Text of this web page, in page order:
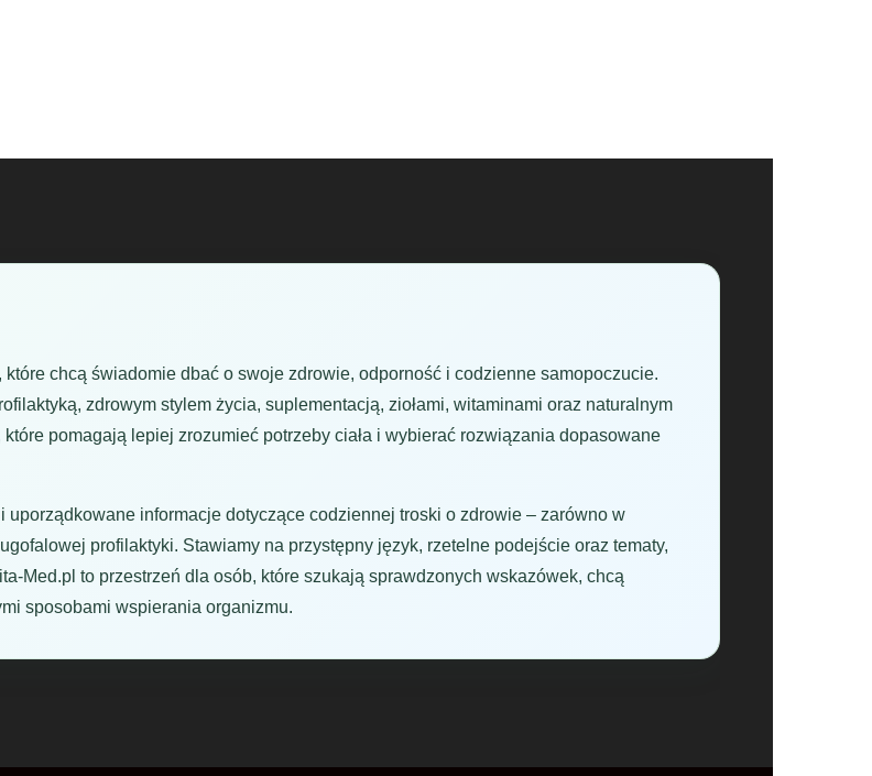
chcą świadomie dbać o swoje zdrowie, odporność i codzienne samopoczucie.
zdrowym stylem życia, suplementacją, ziołami, witaminami oraz naturalnym
pomagają lepiej zrozumieć potrzeby ciała i wybierać rozwiązania dopasowane
informacje dotyczące codziennej troski o zdrowie – zarówno w
profilaktyki. Stawiamy na przystępny język, rzetelne podejście oraz tematy,
Med.pl to przestrzeń dla osób, które szukają sprawdzonych wskazówek, chcą
sposobami wspierania organizmu.